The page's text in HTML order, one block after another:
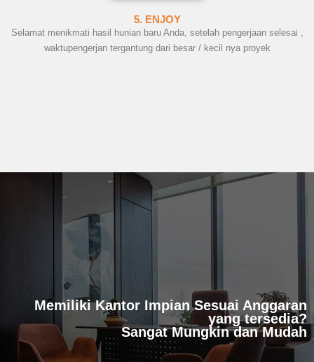
5. ENJOY
Selamat menikmati hasil hunian baru Anda, setelah pengerjaan selesai ,
waktupengerjan tergantung dari besar / kecil nya proyek
Memiliki Kantor Impian Sesuai Anggaran
yang tersedia?
Sangat Mungkin dan Mudah